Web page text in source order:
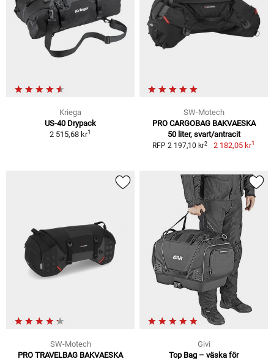
Kriega
US-40 Drypack
2 515,68 kr1
SW-Motech
PRO CARGOBAG BAKVAESKA
50 liter, svart/antracit
RFP 2 197,10 kr2 2 182,05 kr1
SW-Motech
PRO TRAVELBAG BAKVAESKA
Givi
Top Bag – väska för